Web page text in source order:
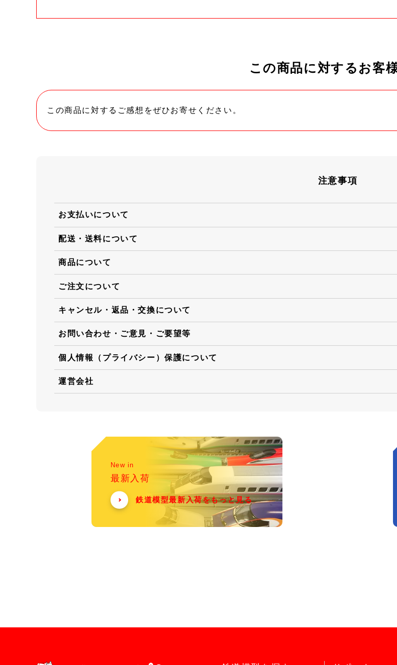
この商品に対するお客
この商品に対するご感想をぜひお寄せください。
注意事項
お支払いについて
配送・送料について
商品について
ご注文について
キャンセル・返品・交換について
お問い合わせ・ご意見・ご要望等
個人情報（プライバシー）保護について
運営会社
New in
最新入荷
鉄道模型最新入荷をもっと見る